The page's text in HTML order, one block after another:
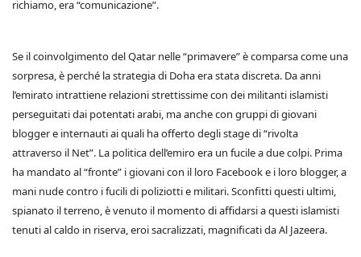
richiamo, era “comunicazione”.
Se il coinvolgimento del Qatar nelle “primavere” è comparsa come una
sorpresa, è perché la strategia di Doha era stata discreta. Da anni
l’emirato intrattiene relazioni strettissime con dei militanti islamisti
perseguitati dai potentati arabi, ma anche con gruppi di giovani
blogger e internauti ai quali ha offerto degli stage di “rivolta
attraverso il Net”. La politica dell’emiro era un fucile a due colpi. Prima
ha mandato al “fronte” i giovani con il loro Facebook e i loro blogger, a
mani nude contro i fucili di poliziotti e militari. Sconfitti questi ultimi,
spianato il terreno, è venuto il momento di affidarsi a questi islamisti
tenuti al caldo in riserva, eroi sacralizzati, magnificati da Al Jazeera.